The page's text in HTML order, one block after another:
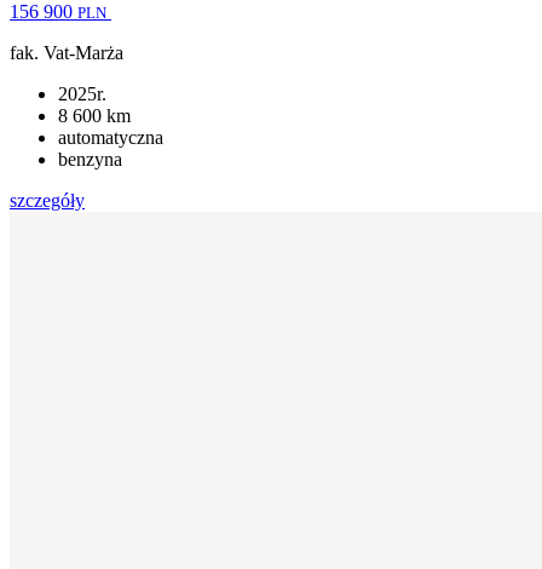
156 900 PLN
fak. Vat-Marża
2025r.
8 600 km
automatyczna
benzyna
szczegóły